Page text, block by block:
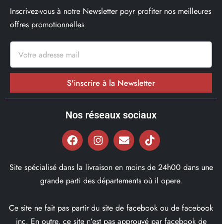
Inscrivez-vous à notre Newsletter poyr profiter nos meilleures
offres promotionnelles
S'inscrire à la Newsletter
Nos réseaux sociaux
Site spécialisé dans la livraison en moins de 24h00 dans une
grande parti des départements où il opere.
Ce site ne fait pas partir du site de facebook ou de facebook
inc. En outre, ce site n’est pas approuvé par facebook de